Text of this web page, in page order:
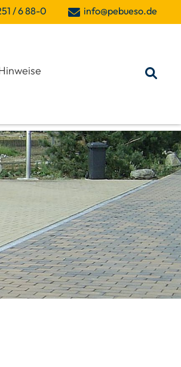
/ 6 88-0 info@pebueso.de